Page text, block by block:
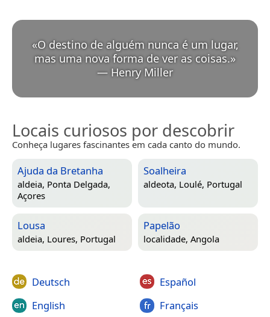
«O destino de alguém nunca é um lugar,
mas uma nova forma de ver as coisas.
— Henry Miller
Locais curiosos por descobrir
Conheça lugares fascinantes em cada canto do mundo.
Ajuda da Bretanha
aldeia, Ponta Delgada,
Açores
Soalheira
aldeota, Loulé, Portugal
Lousa
aldeia, Loures, Portugal
Papelão
localidade, Angola
Deutsch
English
Español
Français